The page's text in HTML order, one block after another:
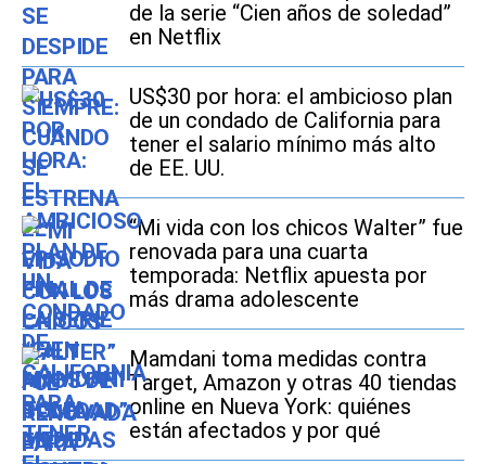
de la serie “Cien años de soledad”
en Netflix
US$30 por hora: el ambicioso plan
de un condado de California para
tener el salario mínimo más alto
de EE. UU.
“Mi vida con los chicos Walter” fue
renovada para una cuarta
temporada: Netflix apuesta por
más drama adolescente
Mamdani toma medidas contra
Target, Amazon y otras 40 tiendas
online en Nueva York: quiénes
están afectados y por qué